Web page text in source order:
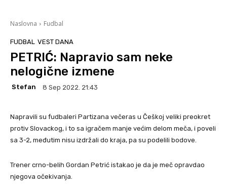
Naslovna Fudbal
FUDBAL VEST DANA
PETRIĆ: Napravio sam neke
nelogične izmene
Stefan 8 Sep 2022. 21:43
Napravili su fudbaleri Partizana večeras u Češkoj veliki preokret
protiv Slovackog, i to sa igračem manje većim delom meča, i poveli
sa 3-2, međutim nisu izdržali do kraja, pa su podelili bodove.
Trener crno-belih Gordan Petrić istakao je da je meč opravdao
njegova očekivanja.